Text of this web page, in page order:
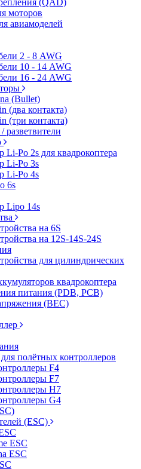
(QAD)
моторов
авиамоделей
2 - 8 AWG
10 - 14 AWG
16 - 24 AWG
(Bullet)
(два контакта)
(три контакта)
разветвители
Li-Po 2s для квадрокоптера
Li-Po 3s
Li-Po 4s
6s
Lipo 14s
на 6S
на 12S-14S-24S
для цилиндрических
квадрокоптера
питания (PDB, PCB)
(BEC)
полётных контроллеров
F4
F7
H7
G4
(ESC)
ESC
ESC